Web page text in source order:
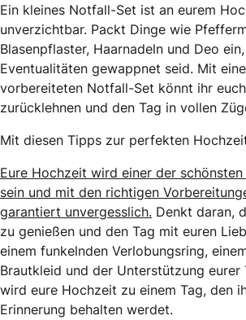
Ein kleines Notfall-Set ist an eurem
unverzichtbar. Packt Dinge wie
Blasenpflaster, Haarnadeln und Deo
Eventualitäten gewappnet seid. Mit
vorbereiteten Notfall-Set könnt ihr
zurücklehnen und den Tag in vollen
Mit diesen Tipps zur perfekten
Eure Hochzeit wird einer der schönsten
sein und mit den richtigen
garantiert unvergesslich. Denkt daran,
zu genießen und den Tag mit euren
einem funkelnden Verlobungsring,
Brautkleid und der Unterstützung eurer
wird eure Hochzeit zu einem Tag, den
Erinnerung behalten werdet.